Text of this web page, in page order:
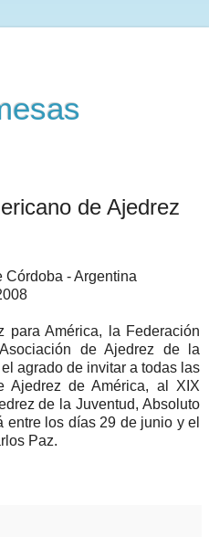
de Ajedrez
- Argentina
para América, la Federación
de Ajedrez de la
agrado de invitar a todas las
Ajedrez de América, al XIX
de la Juventud, Absoluto
los días 29 de junio y el
Paz.